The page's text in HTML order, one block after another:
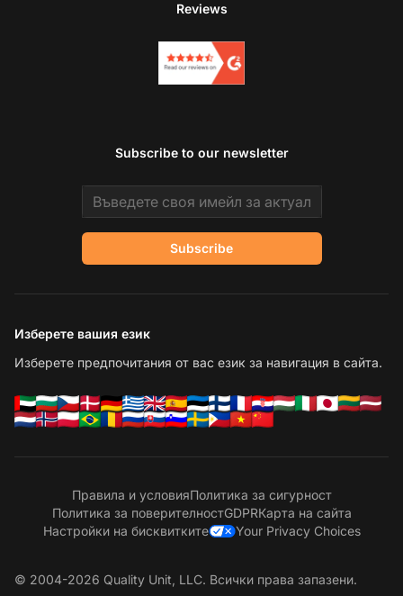
Reviews
Subscribe to our newsletter
Email address
Subscribe
Изберете вашия език
Изберете предпочитания от вас език за навигация в сайта.
Правила и условияПолитика за сигурност
Политика за поверителностGDPRКарта на сайта
Настройки на бисквитките
Your Privacy Choices
© 2004-2026 Quality Unit, LLC. Всички права запазени.